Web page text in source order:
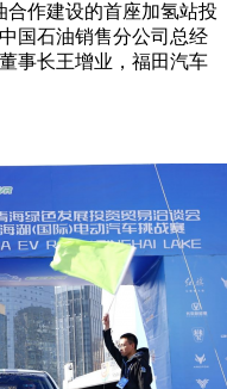
合作建设的首座加氢站投
国石油销售分公司总经
事长王增业，福田汽车